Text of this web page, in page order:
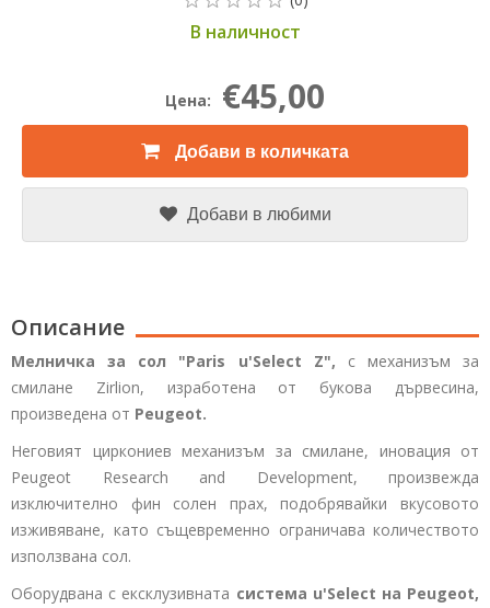
В наличност
Цена: €45,00
Добави в количката
Добави в любими
Описание
Мелничка за сол "Paris u'Select Z", с механизъм за
смилане Zirlion, изработена от букова дървесина,
произведена от Peugeot.
Неговият циркониев механизъм за смилане, иновация от
Peugeot Research and Development, произвежда
изключително фин солен прах, подобрявайки вкусовото
изживяване, като същевременно ограничава количеството
използвана сол.
Оборудвана с ексклузивната система u'Select на Peugeot,